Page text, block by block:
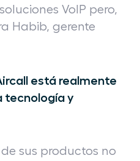
VoIP pero,
Habib, gerente
está realmente
tecnología y
sus productos no